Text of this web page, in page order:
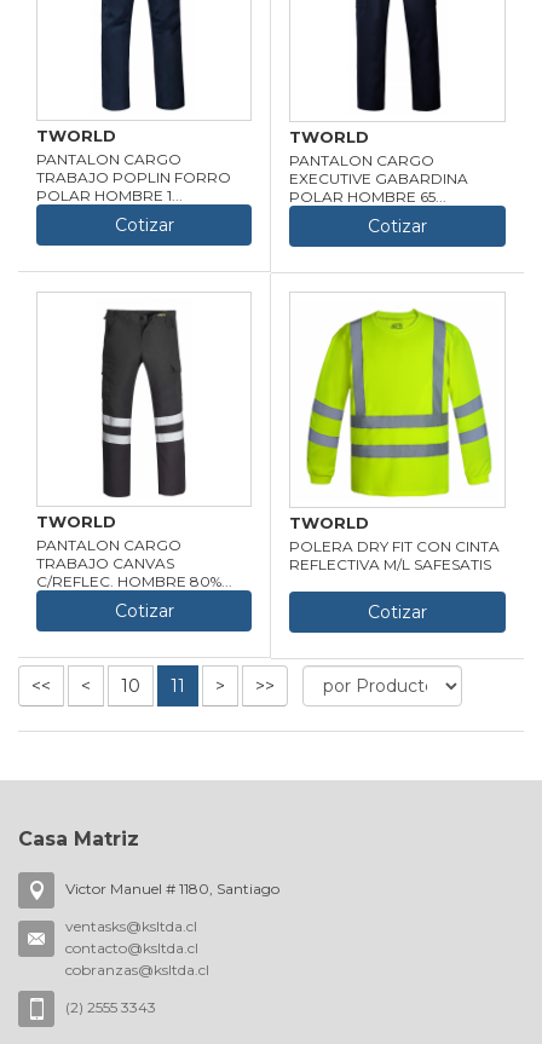
TWORLD
PANTALON CARGO
TRABAJO POPLIN FORRO
POLAR HOMBRE 1...
Cotizar
TWORLD
PANTALON CARGO
EXECUTIVE GABARDINA
POLAR HOMBRE 65...
Cotizar
TWORLD
PANTALON CARGO
TRABAJO CANVAS
C/REFLEC. HOMBRE 80%...
Cotizar
TWORLD
POLERA DRY FIT CON CINTA
REFLECTIVA M/L SAFESATIS
Cotizar
<< < 10 11 > >>
Casa Matriz
Victor Manuel # 1180, Santiago
ventasks@ksltda.cl
contacto@ksltda.cl
cobranzas@ksltda.cl
(2) 2555 3343